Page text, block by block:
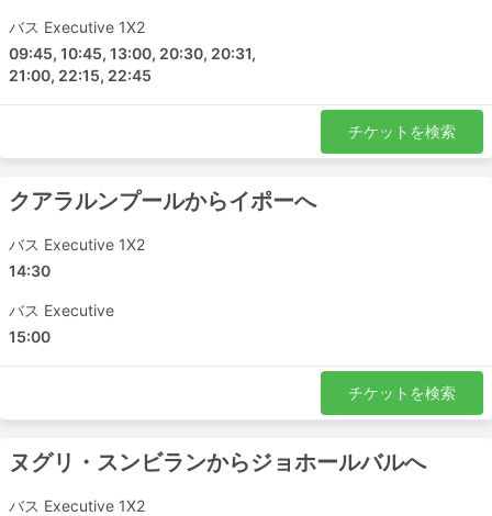
バス Executive 1X2
09:45, 10:45, 13:00, 20:30, 20:31,
21:00, 22:15, 22:45
チケットを検索
クアラルンプールからイポーへ
バス Executive 1X2
14:30
バス Executive
15:00
チケットを検索
ヌグリ・スンビランからジョホールバルへ
バス Executive 1X2